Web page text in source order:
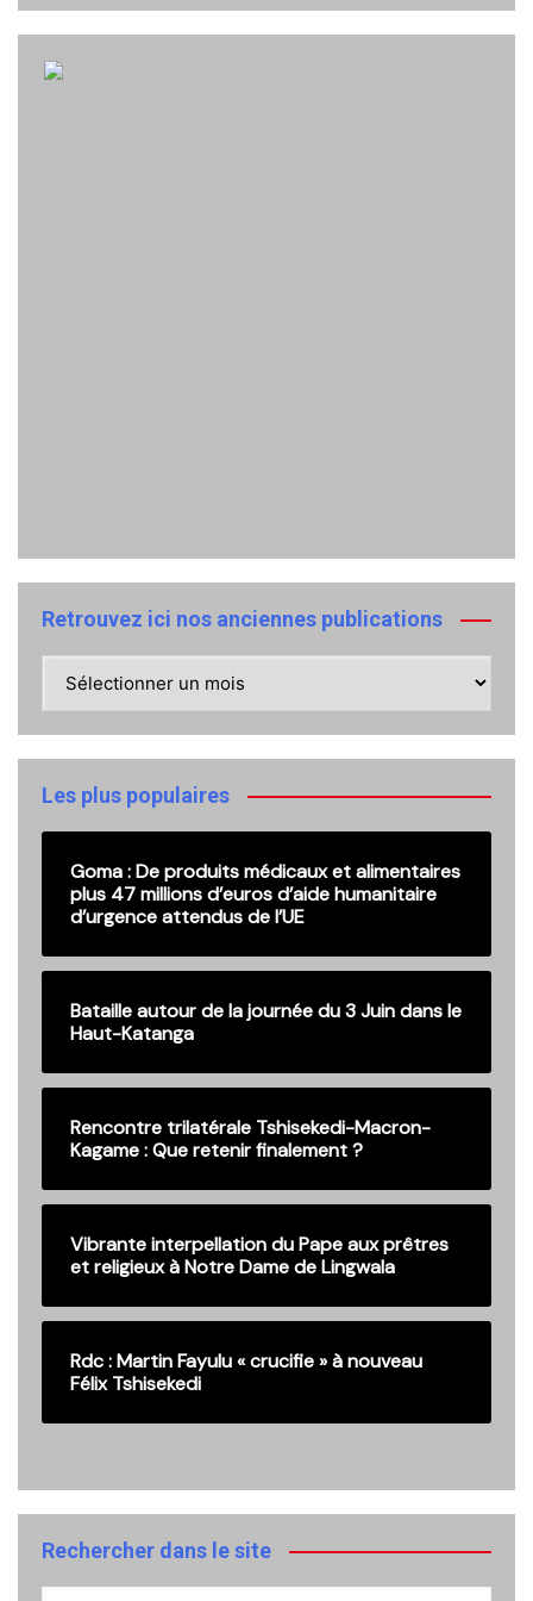
Retrouvez ici nos anciennes publications
anciennes
publications
Les plus populaires
Goma : De produits médicaux et alimentaires
plus 47 millions d’euros d’aide humanitaire
d’urgence attendus de l’UE
Bataille autour de la journée du 3 Juin dans le
Haut-Katanga
Rencontre trilatérale Tshisekedi-Macron-
Kagame : Que retenir finalement ?
Vibrante interpellation du Pape aux prêtres
et religieux à Notre Dame de Lingwala
Rdc : Martin Fayulu « crucifie » à nouveau
Félix Tshisekedi
Rechercher dans le site